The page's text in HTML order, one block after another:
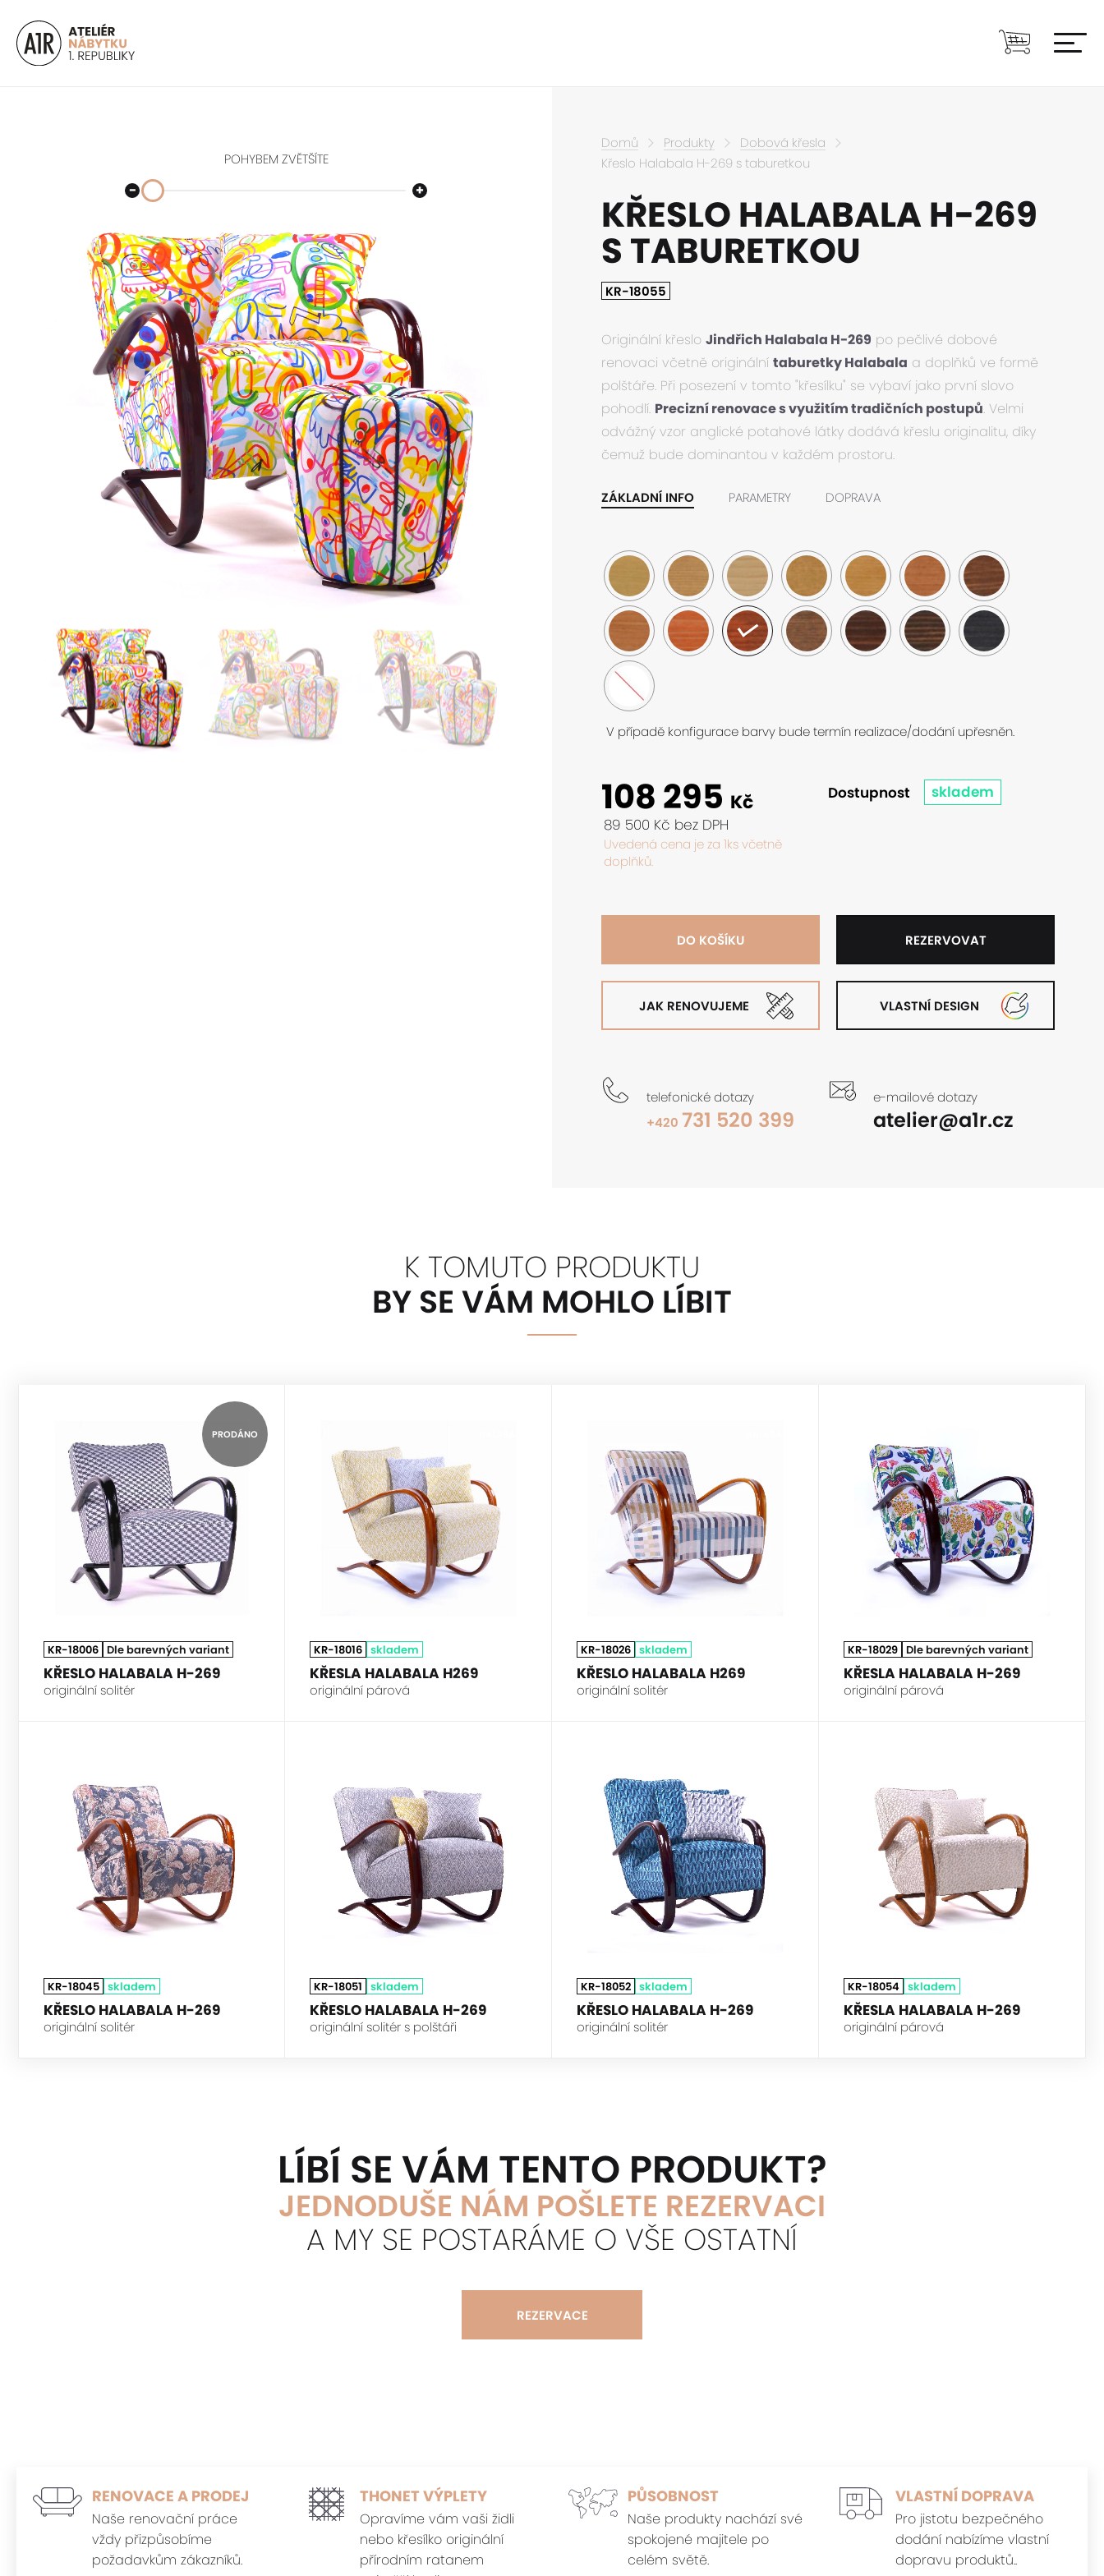
POHYBEM ZVĚTŠÍTE
Domů Produkty
Dobová křesla
Křeslo Halabala H-269 s taburetkou
KŘESLO HALABALA H-269
S TABURETKOU
KR-18055
Originální křeslo Jindřich Halabala H-269 po pečlivé dobové
renovaci včetně originální taburetky Halabala a doplňků ve formě
polštáře. Při posezení v tomto "křesílku" se vybaví jako první slovo
pohodlí. Precizní renovace s využitím tradičních postupů. Velmi
odvážný vzor anglické potahové látky dodává křeslu originalitu, díky
čemuž bude dominantou v každém prostoru.
ZÁKLADNÍ INFO PARAMETRY DOPRAVA
V případě konfigurace barvy bude termín realizace/dodání upřesněn.
108 295 Kč
89 500 Kč bez DPH
Uvedená cena je za 1ks včetně
doplňků.
Dostupnost skladem
DO KOŠÍKU REZERVOVAT
JAK RENOVUJEME VLASTNÍ DESIGN
telefonické dotazy
+420 731 520 399
e-mailové dotazy
atelier@a1r.cz
K TOMUTO PRODUKTU
BY SE VÁM MOHLO LÍBIT
HALABALA
PRODÁNO
KR-18006 Dle barevných variant
KŘESLO HALABALA H-269
originální solitér
KR-18016 skladem
KŘESLA HALABALA H269
originální párová
KR-18026 skladem
KŘESLO HALABALA H269
originální solitér
KR-18029 Dle barevných variant
KŘESLA HALABALA H-269
originální párová
KR-18045 skladem
KŘESLO HALABALA H-269
originální solitér
KR-18051 skladem
KŘESLO HALABALA H-269
originální solitér s polštáři
KR-18052 skladem
KŘESLO HALABALA H-269
originální solitér
KR-18054 skladem
KŘESLA HALABALA H-269
originální párová
LÍBÍ SE VÁM TENTO PRODUKT?
JEDNODUŠE NÁM POŠLETE REZERVACI
A MY SE POSTARÁME O VŠE OSTATNÍ
REZERVACE
RENOVACE A PRODEJ
Naše renovační práce
vždy přizpůsobíme
požadavkům zákazníků.
THONET VÝPLETY
Opravíme vám vaši židli
nebo křesílko originální
přírodním ratanem
PŮSOBNOST
Naše produkty nachází své
spokojené majitele po
celém světě.
VLASTNÍ DOPRAVA
Pro jistotu bezpečného
dodání nabízíme vlastní
dopravu produktů..